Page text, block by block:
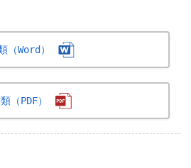
（Word）
（PDF）